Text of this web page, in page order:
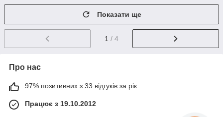
Показати ще
1 / 4
Про нас
97% позитивних з 33 відгуків за рік
Працює з 19.10.2012